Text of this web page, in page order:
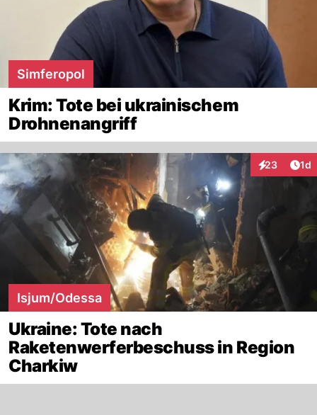
Simferopol
Krim: Tote bei ukrainischem
Drohnenangriff
23
Interaktionen
1d
Isjum/Odessa
Ukraine: Tote nach
Raketenwerferbeschuss in Region
Charkiw